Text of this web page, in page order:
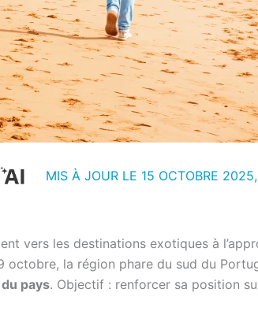
MIS À JOUR LE 15 OCTOBRE
vers les destinations exotiques à
octobre, la région phare du sud du
pays. Objectif : renforcer sa position